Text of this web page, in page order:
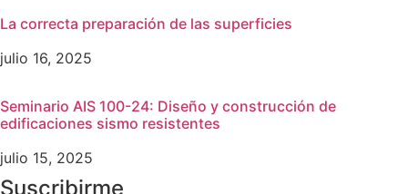
La correcta preparación de las superficies
julio 16, 2025
Seminario AIS 100-24: Diseño y construcción de
edificaciones sismo resistentes
julio 15, 2025
Suscribirme